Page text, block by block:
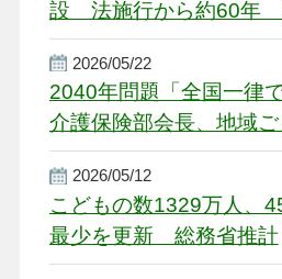
設 法施行から約60年
2026/05/22
2040年問題「全国一律
介護保険部会長、地域
盤整備を促す
2026/05/12
こどもの数1329万人、
最少を更新 総務省推計